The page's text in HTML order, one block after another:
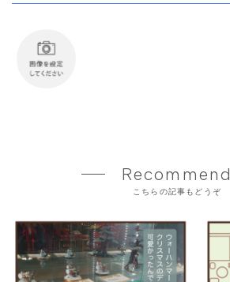
Recommend
こちらの記事もどうぞ